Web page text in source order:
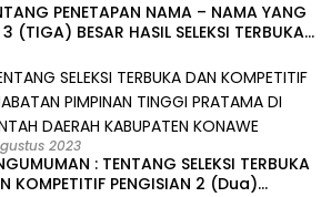
PENETAPAN NAMA – NAMA YANG
(TIGA) BESAR HASIL SELEKSI TERBUKA
DAERAH KABUPATEN KONAWE
2023
: TENTANG SELEKSI TERBUKA
KOMPETITIF PENGISIAN 2 (Dua)